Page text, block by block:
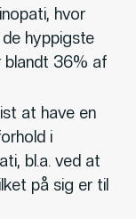
hvor
hyppigste
blandt 36% af
at have en
i
bl.a. ved at
på sig er til